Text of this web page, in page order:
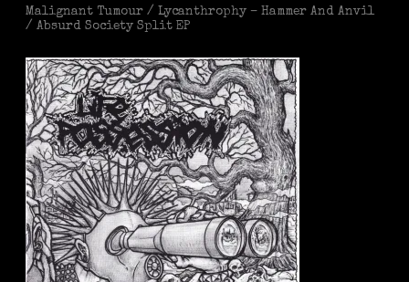
Malignant Tumour / Lycanthrophy – Hammer And Anvil
/ Absurd Society Split EP